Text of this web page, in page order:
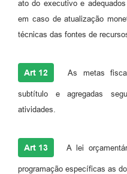
ato do executivo e
em caso de atualização
técnicas das fontes de
Art 12 As metas
subtítulo e agregadas
atividades.
Art 13 A lei
programação específicas as